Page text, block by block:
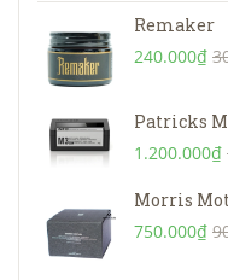
Remaker
240.000₫
1.200.000₫
Morris
750.000₫